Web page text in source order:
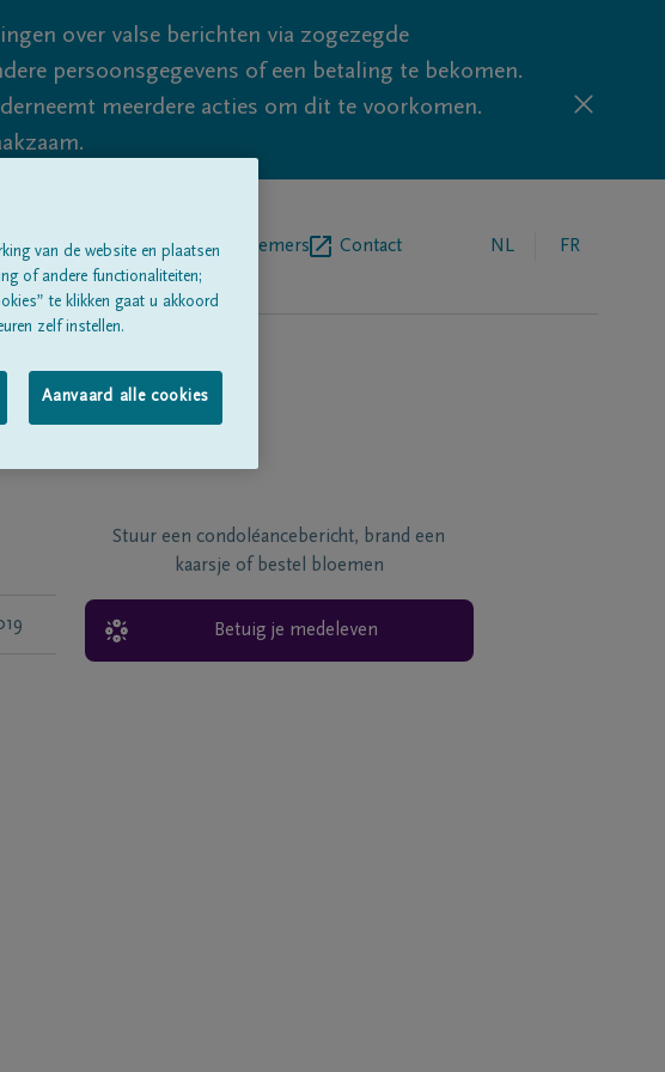
over valse berichten via zogezegde
persoonsgegevens of een betaling te bekomen.
meerdere acties om dit te voorkomen.
Over onsBegrafenisondernemers Contact NL FR
Stuur een condoléancebericht, brand een
kaarsje of bestel bloemen
Betuig je medeleven
van de website en plaatsen
of andere functionaliteiten;
te klikken gaat u akkoord
zelf instellen.
Aanvaard alle cookies